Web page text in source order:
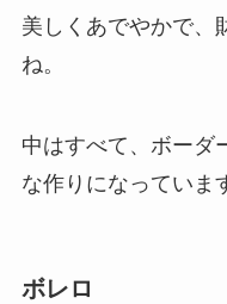
美しくあでやかで、
ね。
中はすべて、ボーダ
な作りになっていま
ボレロ